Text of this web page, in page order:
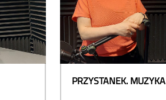
PRZYSTANEK.